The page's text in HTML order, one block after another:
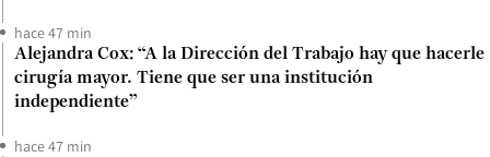
hace 47 min
Alejandra Cox: “A la Dirección del Trabajo hay que hacerle
cirugía mayor. Tiene que ser una institución
independiente”
hace 47 min